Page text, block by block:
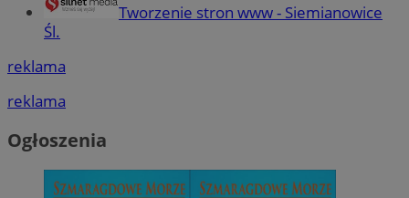
Tworzenie stron www - Siemianowice
Śl.
reklama
reklama
Ogłoszenia